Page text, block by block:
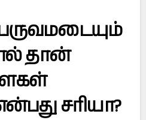
தான்
சரியா?